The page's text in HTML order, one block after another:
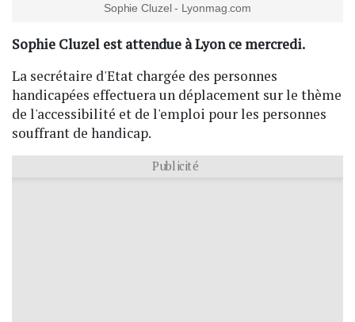
Sophie Cluzel - Lyonmag.com
Sophie Cluzel est attendue à Lyon ce mercredi.
La secrétaire d'Etat chargée des personnes
handicapées effectuera un déplacement sur le thème
de l'accessibilité et de l'emploi pour les personnes
souffrant de handicap.
Publicité